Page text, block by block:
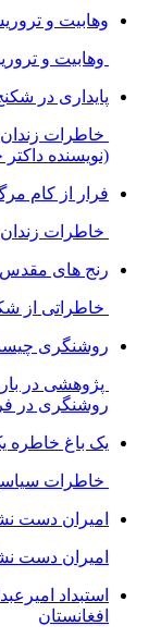
وهابیت و
وهابیت و
پایداری در
خاطرات
(نویسنده
فرار از کام
خاطرات
رنج های مقدس
خاطراتی از
روشنگری
پژوهشی در
روشنگری در
یک باغ
خاطرات
امیران دست
امیران دست
استبداد
افغانستان